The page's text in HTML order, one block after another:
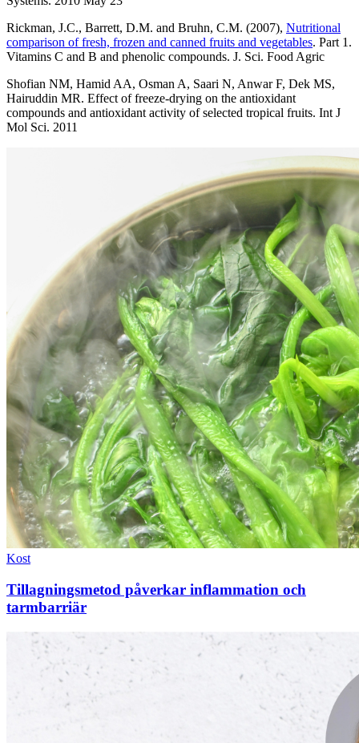
Rickman, J.C., Barrett, D.M. and Bruhn, C.M. (2007), Nutritional
comparison of fresh, frozen and canned fruits and vegetables. Part 1.
Vitamins C and B and phenolic compounds. J. Sci. Food Agric
Shofian NM, Hamid AA, Osman A, Saari N, Anwar F, Dek MS,
Hairuddin MR. Effect of freeze-drying on the antioxidant
compounds and antioxidant activity of selected tropical fruits. Int J
Mol Sci. 2011
Kost
Tillagningsmetod påverkar inflammation och
tarmbarriär